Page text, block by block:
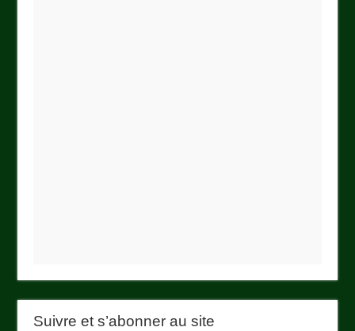
Suivre et s’abonner au site